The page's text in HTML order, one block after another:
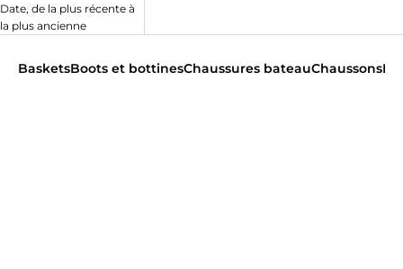
Date, de la plus récente à
la plus ancienne
BasketsBoots et bottinesChaussures bateauChaussons